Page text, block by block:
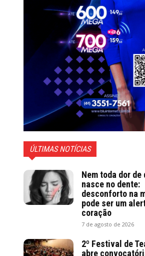
ÚLTIMAS NOTÍCIAS
Nem toda dor de
nasce no dente:
desconforto na
pode ser um
coração
7 de agosto de 2026
2º Festival de
abre